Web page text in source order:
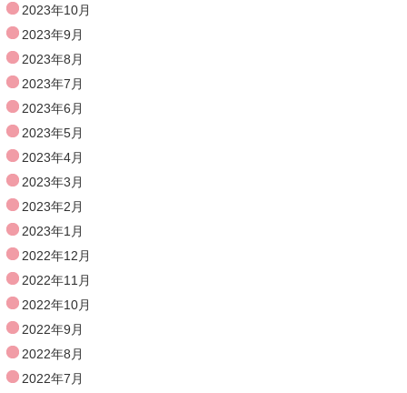
2023年10月
2023年9月
2023年8月
2023年7月
2023年6月
2023年5月
2023年4月
2023年3月
2023年2月
2023年1月
2022年12月
2022年11月
2022年10月
2022年9月
2022年8月
2022年7月